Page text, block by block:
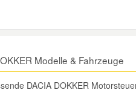
Modelle & Fahrzeuge
DACIA DOKKER